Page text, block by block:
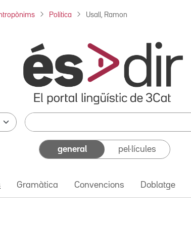
Política Usall, Ramon
general pel·lícules
Gramàtica Convencions Doblatge